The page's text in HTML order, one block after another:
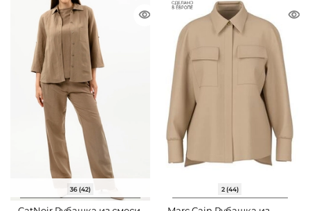
36 (42) 2 (44)